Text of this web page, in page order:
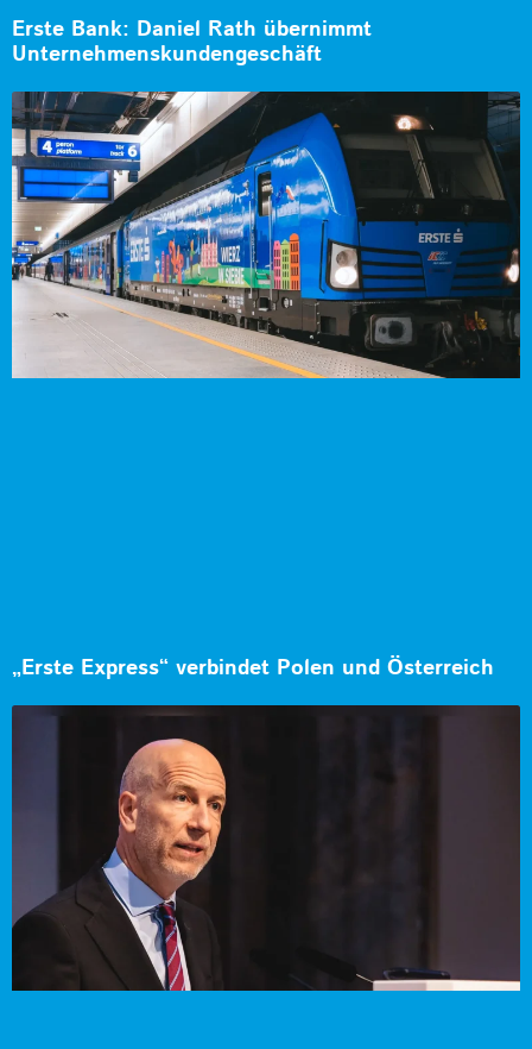
Erste Bank: Daniel Rath übernimmt
Unternehmenskundengeschäft
„Erste Express“ verbindet Polen und Österreich